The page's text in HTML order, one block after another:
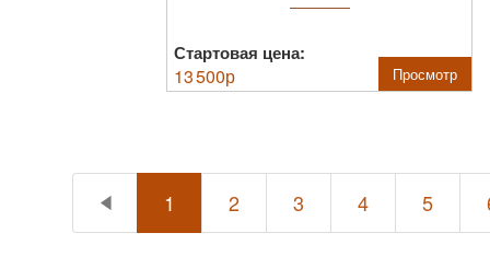
Стартовая цена:
13 500р Просмотр
1 2 3 4 5